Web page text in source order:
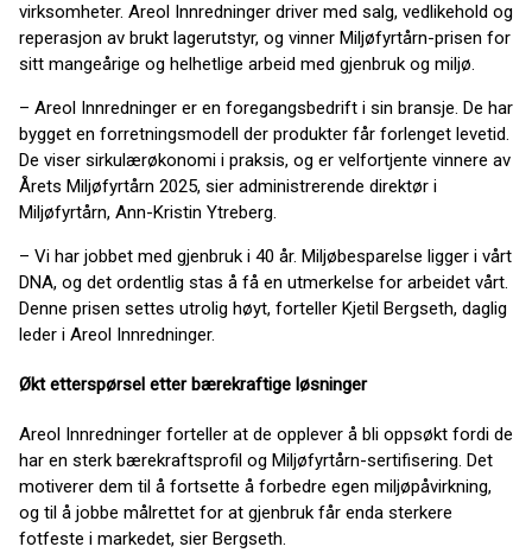
virksomheter. Areol Innredninger driver med salg, vedlikehold og
reperasjon av brukt lagerutstyr, og vinner Miljøfyrtårn-prisen for
sitt mangeårige og helhetlige arbeid med gjenbruk og miljø.
– Areol Innredninger er en foregangsbedrift i sin bransje. De har
bygget en forretningsmodell der produkter får forlenget levetid.
De viser sirkulærøkonomi i praksis, og er velfortjente vinnere av
Årets Miljøfyrtårn 2025, sier administrerende direktør i
Miljøfyrtårn, Ann-Kristin Ytreberg.
– Vi har jobbet med gjenbruk i 40 år. Miljøbesparelse ligger i vårt
DNA, og det ordentlig stas å få en utmerkelse for arbeidet vårt.
Denne prisen settes utrolig høyt, forteller Kjetil Bergseth, daglig
leder i Areol Innredninger.
Økt etterspørsel etter bærekraftige løsninger
Areol Innredninger forteller at de opplever å bli oppsøkt fordi de
har en sterk bærekraftsprofil og Miljøfyrtårn-sertifisering. Det
motiverer dem til å fortsette å forbedre egen miljøpåvirkning,
og til å jobbe målrettet for at gjenbruk får enda sterkere
fotfeste i markedet, sier Bergseth.